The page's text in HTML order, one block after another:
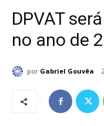
DPVAT
no ano de
por Gabriel Gouvêa